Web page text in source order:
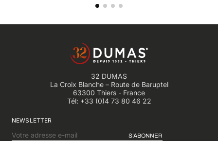
32 DUMAS
La Croix Blanche – Route de Baruptel
63300 Thiers - France
Tél: +33 (0)4 73 80 46 22
NEWSLETTER
S’ABONNER